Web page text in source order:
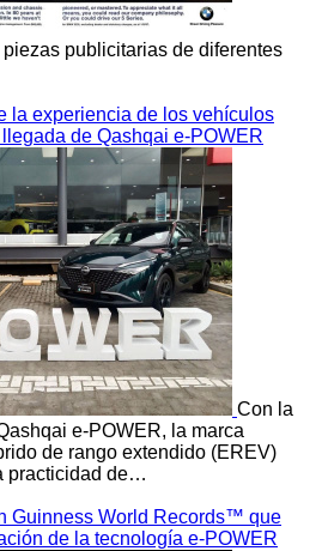
publicitarias de diferentes
la experiencia de los vehículos
de Qashqai e-POWER
Con la
e-POWER, la marca
de rango extendido (EREV)
practicidad de…
Guinness World Records™ que
de la tecnología e-POWER